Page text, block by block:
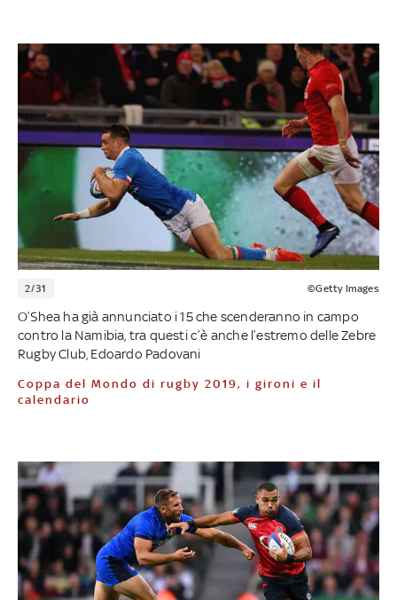
2/31 ©Getty Images
O’Shea ha già annunciato i 15 che scenderanno in campo
contro la Namibia, tra questi c’è anche l’estremo delle Zebre
Rugby Club, Edoardo Padovani
Coppa del Mondo di rugby 2019, i gironi e il
calendario